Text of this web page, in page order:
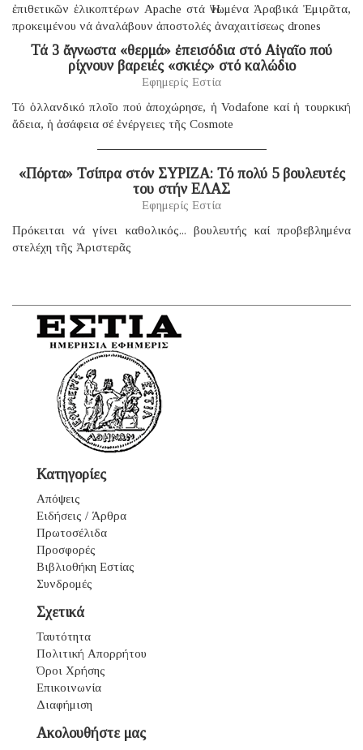
ἐπιθετικῶν ἑλικοπτέρων Apache στά Ἡνωμένα Ἀραβικά Ἐμιρᾶτα,
προκειμένου νά ἀναλάβουν ἀποστολές ἀναχαιτίσεως drones
Τά 3 ἄγνωστα «θερμά» ἐπεισόδια στό Αἰγαῖο πού
ρίχνουν βαρειές «σκιές» στό καλώδιο
Εφημερίς Εστία
Τό ὁλλανδικό πλοῖο πού ἀποχώρησε, ἡ Vodafone καί ἡ τουρκική
ἄδεια, ἡ ἀσάφεια σέ ἐνέργειες τῆς Cosmote
«Πόρτα» Τσίπρα στόν ΣΥΡΙΖΑ: Τό πολύ 5 βουλευτές
του στήν ΕΛΑΣ
Εφημερίς Εστία
Πρόκειται νά γίνει καθολικός... βουλευτής καί προβεβλημένα
στελέχη τῆς Ἀριστερᾶς
Κατηγορίες
Απόψεις
Ειδήσεις / Άρθρα
Πρωτοσέλιδα
Προσφορές
Βιβλιοθήκη Εστίας
Συνδρομές
Σχετικά
Ταυτότητα
Πολιτική Απορρήτου
Όροι Χρήσης
Επικοινωνία
Διαφήμιση
Ακολουθήστε μας